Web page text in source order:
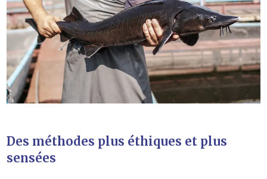
Des méthodes plus éthiques et plus
sensées